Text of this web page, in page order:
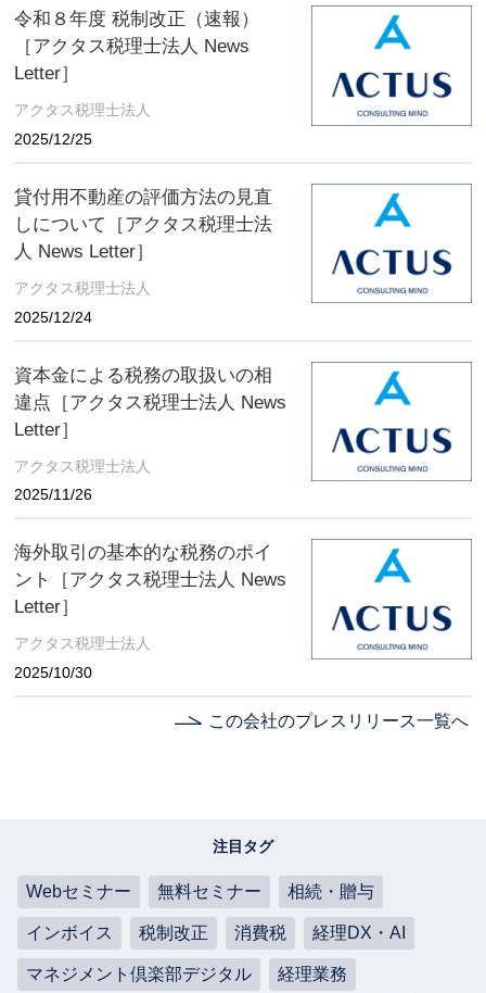
令和８年度 税制改正（速報）
［アクタス税理士法人 News
Letter］
アクタス税理士法人
2025/12/25
貸付用不動産の評価方法の見直
しについて［アクタス税理士法
人 News Letter］
アクタス税理士法人
2025/12/24
資本金による税務の取扱いの相
違点［アクタス税理士法人 News
Letter］
アクタス税理士法人
2025/11/26
海外取引の基本的な税務のポイ
ント［アクタス税理士法人 News
Letter］
アクタス税理士法人
2025/10/30
この会社のプレスリリース一覧へ
注目タグ
Webセミナー 無料セミナー 相続・贈与
インボイス 税制改正 消費税 経理DX・AI
マネジメント倶楽部デジタル 経理業務